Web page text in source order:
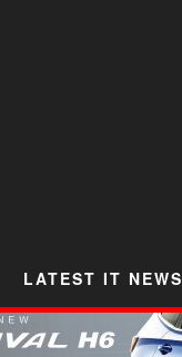
LATEST IT NEWS